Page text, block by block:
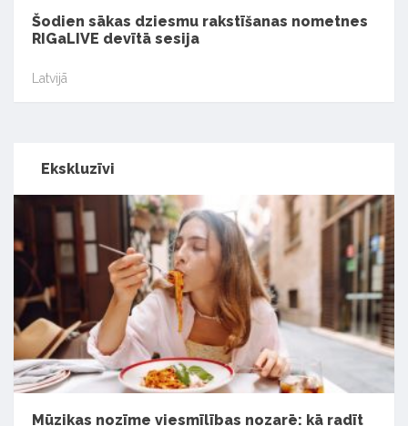
Šodien sākas dziesmu rakstīšanas nometnes
RIGaLIVE devītā sesija
Latvijā
Ekskluzīvi
Mūzikas nozīme viesmīlības nozarē: kā radīt